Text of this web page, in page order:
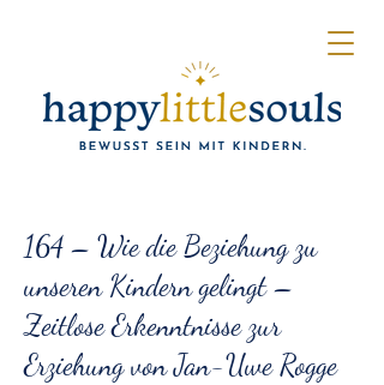
164 – Wie die Beziehung zu
unseren Kindern gelingt –
Zeitlose Erkenntnisse zur
Erziehung von Jan-Uwe Rogge